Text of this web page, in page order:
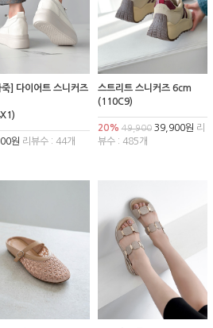
죽] 다이어트 스니커즈
원 리뷰수 : 44개
스트리트 스니커즈 6cm
(110C9)
20% 49,90039,900원 리
뷰수 : 485개